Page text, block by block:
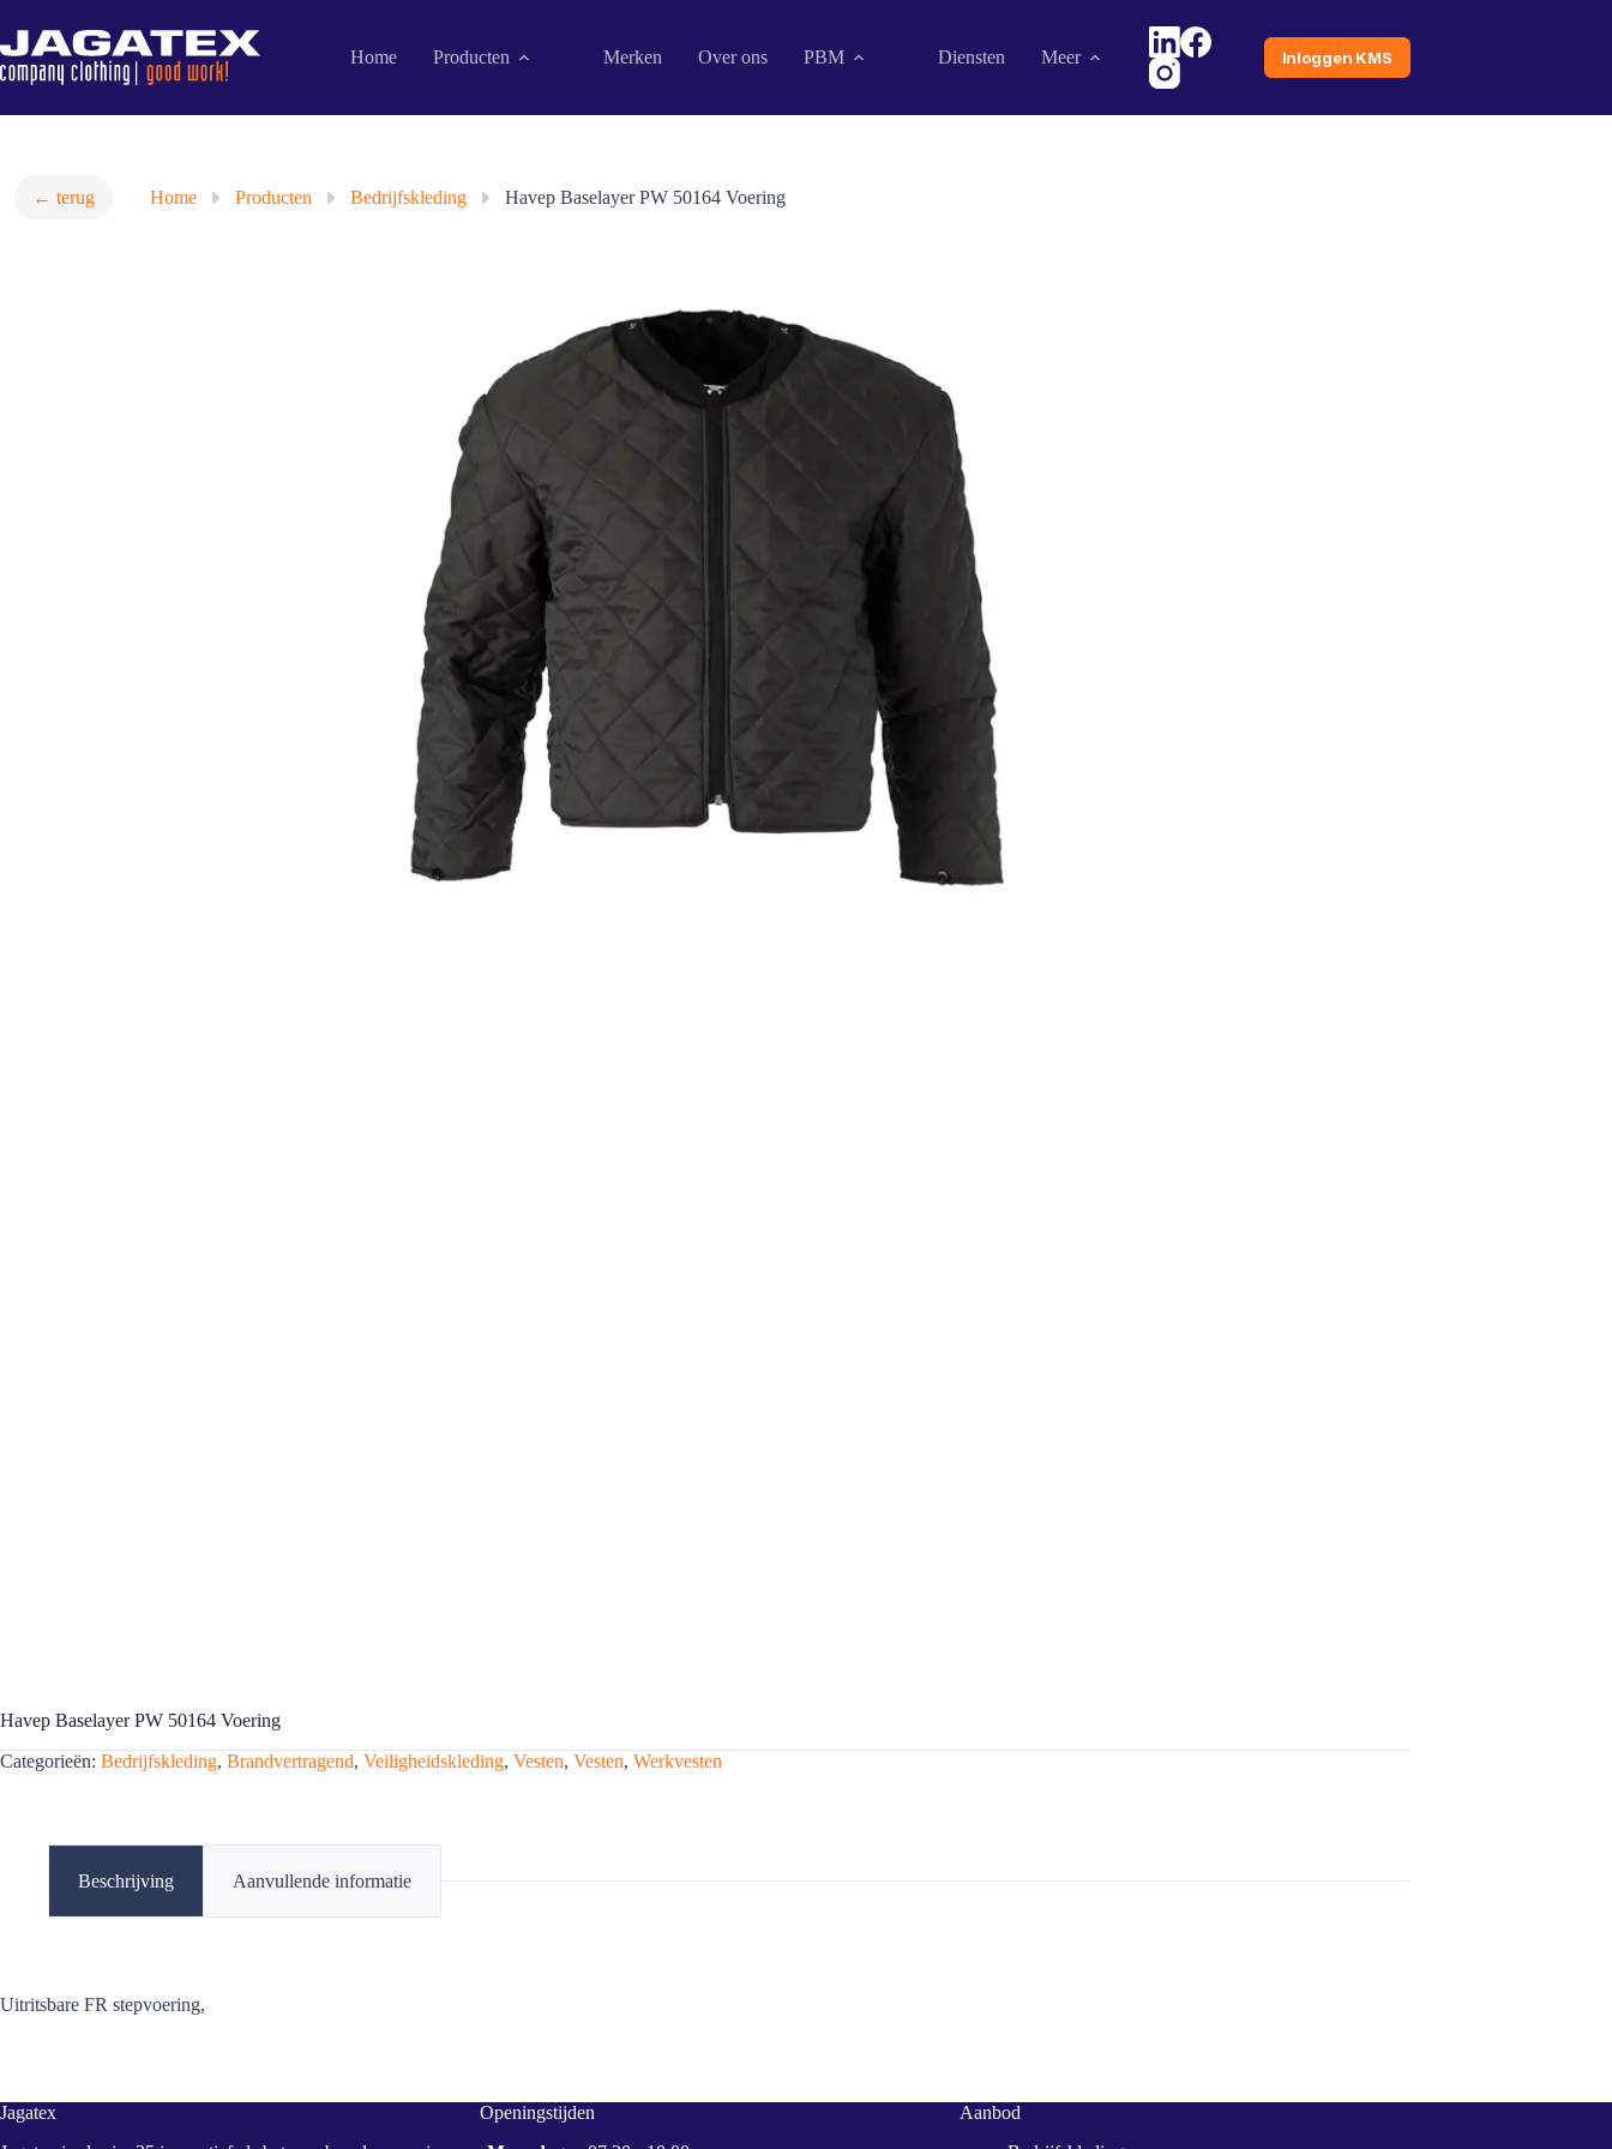
naar
de
inhoud
Home Producten Merken Over ons PBM Diensten Meer Inloggen KMS
← terug Home » Producten » Bedrijfskleding » Havep Baselayer PW 50164 Voering
Havep Baselayer PW 50164 Voering
Categorieën: Bedrijfskleding, Brandvertragend, Veiligheidskleding, Vesten, Vesten, Werkvesten
Beschrijving Aanvullende informatie
Uitritsbare FR stepvoering,
Jagatex
Openingstijden
Aanbod